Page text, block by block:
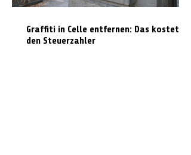
Graffiti in Celle entfernen: Das kostet es
den Steuerzahler